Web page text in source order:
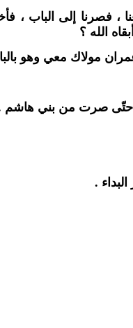
فصرنا إلى الباب ،
الله ؟
مولاك معي وهو
حتّى صرت من بني هاشم
.